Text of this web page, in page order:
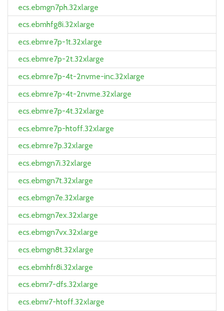
ecs.ebmgn7ph.32xlarge
ecs.ebmhfg8i.32xlarge
ecs.ebmre7p-1t.32xlarge
ecs.ebmre7p-2t.32xlarge
ecs.ebmre7p-4t-2nvme-inc.32xlarge
ecs.ebmre7p-4t-2nvme.32xlarge
ecs.ebmre7p-4t.32xlarge
ecs.ebmre7p-htoff.32xlarge
ecs.ebmre7p.32xlarge
ecs.ebmgn7i.32xlarge
ecs.ebmgn7t.32xlarge
ecs.ebmgn7e.32xlarge
ecs.ebmgn7ex.32xlarge
ecs.ebmgn7vx.32xlarge
ecs.ebmgn8t.32xlarge
ecs.ebmhfr8i.32xlarge
ecs.ebmr7-dfs.32xlarge
ecs.ebmr7-htoff.32xlarge